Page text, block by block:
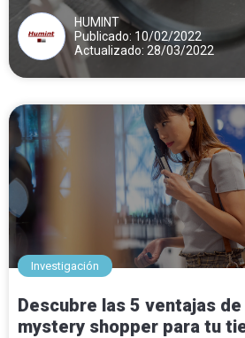
HUMINT
Publicado: 10/02/2022
Actualizado: 28/03/2022
Investigación
Descubre las 5 ventajas
mystery shopper para tu